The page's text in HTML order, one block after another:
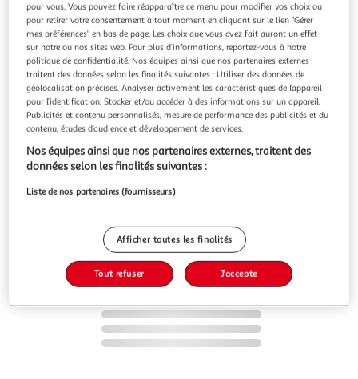
GARDENSTAR
Borne solaire en acier inoxydable H35 cm
Vendu parAuchan
Choisir un magasin
Retrait 1h en magasin
Paiement en ligne ·Service offert
1,29€
pour vous. Vous pouvez faire réapparaître ce menu pour modifier vos choix ou
pour retirer votre consentement à tout moment en cliquant sur le lien "Gérer
mes préférences" en bas de page. Les choix que vous avez fait auront un effet
sur notre ou nos sites web. Pour plus d’informations, reportez-vous à notre
politique de confidentialité. Nos équipes ainsi que nos partenaires externes
traitent des données selon les finalités suivantes : Utiliser des données de
géolocalisation précises. Analyser activement les caractéristiques de l’appareil
pour l’identification. Stocker et/ou accéder à des informations sur un appareil.
Publicités et contenu personnalisés, mesure de performance des publicités et du
contenu, études d’audience et développement de services.
Nos équipes ainsi que nos partenaires externes, traitent des
données selon les finalités suivantes :
Liste de nos partenaires (fournisseurs)
Afficher toutes les finalités
Tout refuser J'accepte